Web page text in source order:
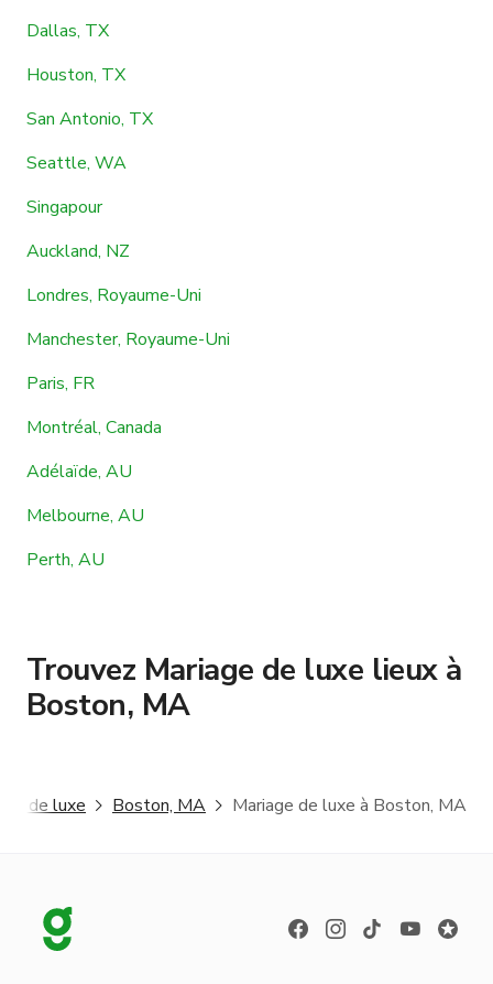
Dallas, TX
Houston, TX
San Antonio, TX
Seattle, WA
Singapour
Auckland, NZ
Londres, Royaume-Uni
Manchester, Royaume-Uni
Paris, FR
Montréal, Canada
Adélaïde, AU
Melbourne, AU
Perth, AU
Trouvez Mariage de luxe lieux à
Boston, MA
de luxe Boston, MA Mariage de luxe à Boston, MA